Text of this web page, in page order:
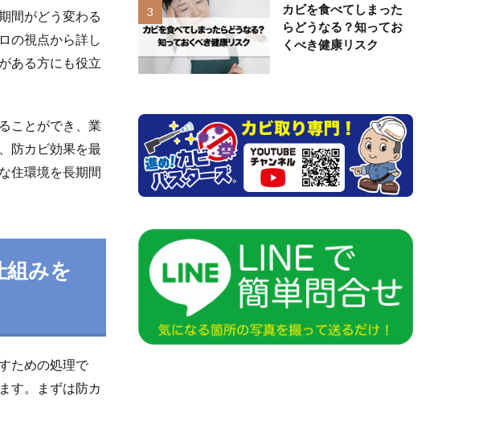
間がどう変わる
の視点から詳し
ある方にも役立
ことができ、業
防カビ効果を最
住環境を長期間
組みを
ための処理で
す。まずは防カ
カビを食べてしまった
らどうなる？知ってお
くべき健康リスク